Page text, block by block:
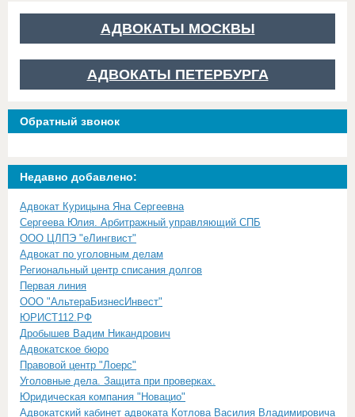
АДВОКАТЫ МОСКВЫ
АДВОКАТЫ ПЕТЕРБУРГА
Обратный звонок
Недавно добавлено:
Адвокат Курицына Яна Сергеевна
Сергеева Юлия. Арбитражный управляющий СПБ
ООО ЦЛПЭ "еЛингвист"
Адвокат по уголовным делам
Региональный центр списания долгов
Первая линия
ООО "АльтераБизнесИнвест"
ЮРИСТ112.РФ
Дробышев Вадим Никандрович
Адвокатское бюро
Правовой центр "Лоерс"
Уголовные дела. Защита при проверках.
Юридическая компания "Новацио"
Адвокатский кабинет адвоката Котлова Василия Владимировича